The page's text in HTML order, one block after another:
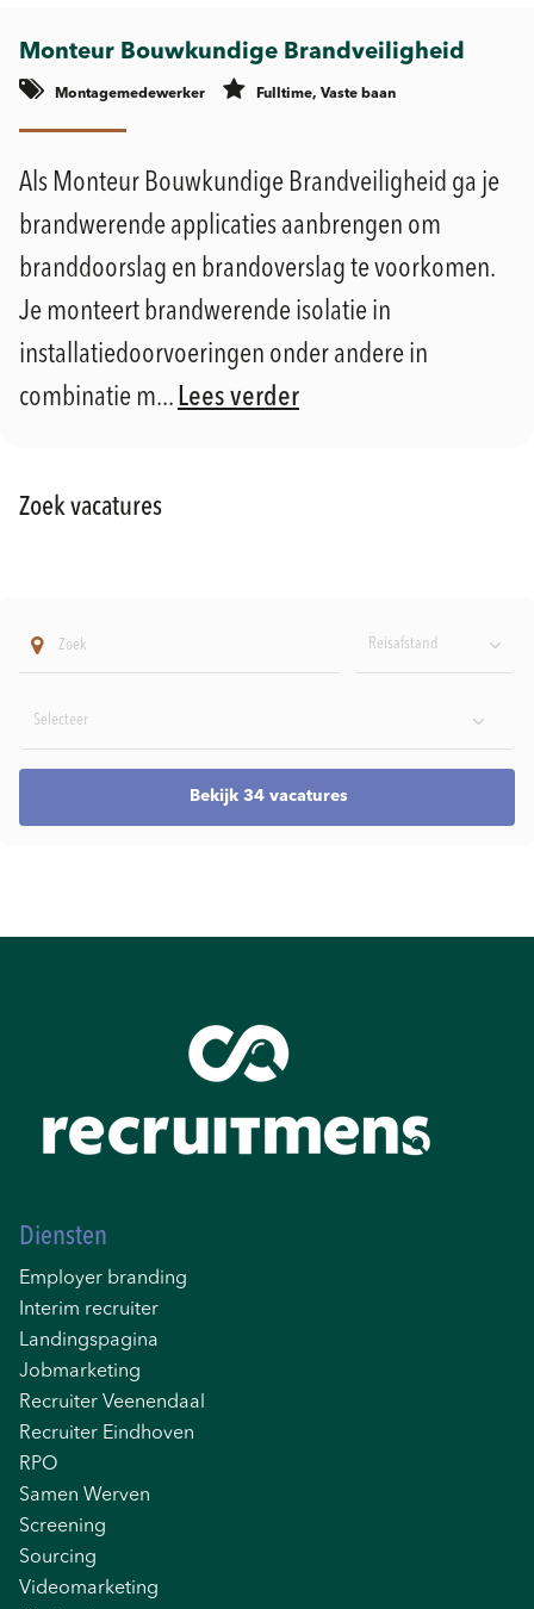
Monteur Bouwkundige Brandveiligheid
Montagemedewerker Fulltime, Vaste baan
Geldermalsen
Als Monteur Bouwkundige Brandveiligheid ga je
brandwerende applicaties aanbrengen om
branddoorslag en brandoverslag te voorkomen.
Je monteert brandwerende isolatie in
installatiedoorvoeringen onder andere in
combinatie m... Lees verder
Zoek vacatures
Reisafstand
Bekijk 34 vacatures
Diensten
Employer branding
Interim recruiter
Landingspagina
Jobmarketing
Recruiter Veenendaal
Recruiter Eindhoven
RPO
Samen Werven
Screening
Sourcing
Videomarketing